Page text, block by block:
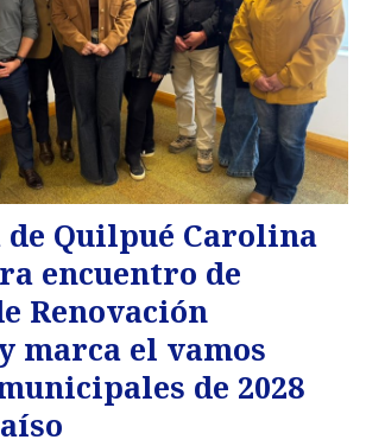
de Quilpué Carolina
encuentro de
Renovación
marca el vamos
de 2028